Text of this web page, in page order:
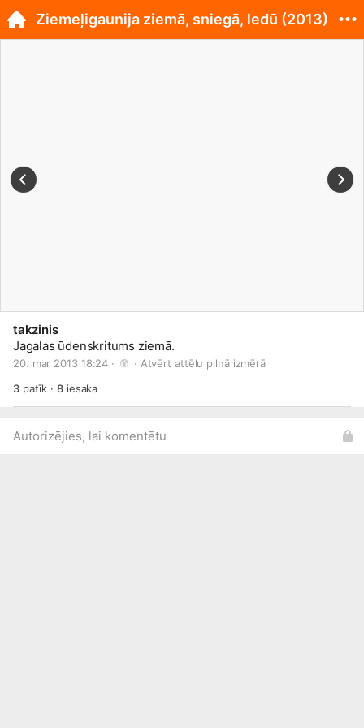
takzinis
Jagalas ūdenskritums ziemā.
20. mar 2013 18:24 · · Atvērt attēlu pilnā izmērā
3patīk ·8iesaka
Autorizējies, lai komentētu
Ziemeļigaunija ziemā, sniegā, ledū (2013)